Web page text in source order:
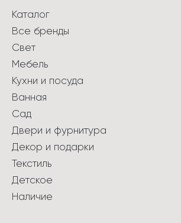
Каталог
Все бренды
Свет
Мебель
Кухни и посуда
Ванная
Сад
Двери и фурнитура
Декор и подарки
Текстиль
Детское
Наличие